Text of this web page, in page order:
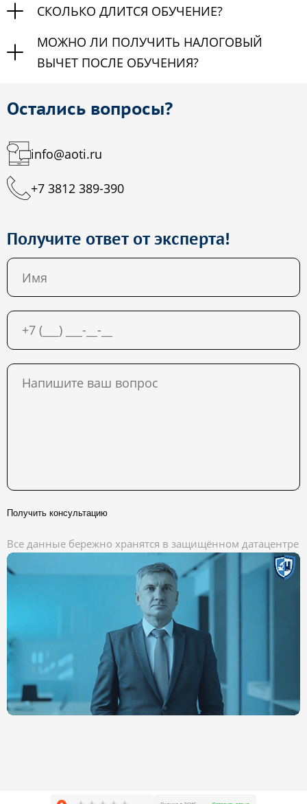
СКОЛЬКО ДЛИТСЯ ОБУЧЕНИЕ?
МОЖНО ЛИ ПОЛУЧИТЬ НАЛОГОВЫЙ
ВЫЧЕТ ПОСЛЕ ОБУЧЕНИЯ?
Остались вопросы?
info@aoti.ru
+7 3812 389-390
Получите ответ от эксперта!
Получить консультацию
Все данные бережно хранятся в защищённом датацентре